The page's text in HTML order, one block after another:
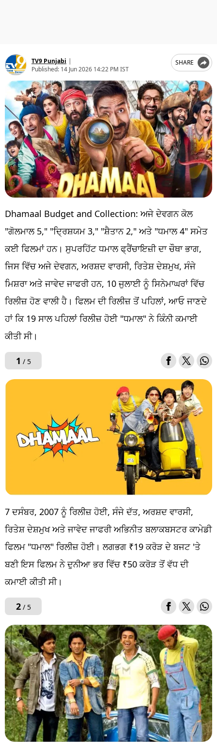
TV9 Punjabi |
Published: 14 Jun 2026 14:22 PM IST
SHARE
Dhamaal Budget and Collection: ਅਜੇ ਦੇਵਗਨ ਕੋਲ
"ਗੋਲਮਾਲ 5," "ਦ੍ਰਿਸ਼ਯਮ 3," "ਸ਼ੈਤਾਨ 2," ਅਤੇ "ਧਮਾਲ 4" ਸਮੇਤ
ਕਈ ਫਿਲਮਾਂ ਹਨ। ਸੁਪਰਹਿੱਟ ਧਮਾਲ ਫ੍ਰੈਂਚਾਇਜ਼ੀ ਦਾ ਚੌਥਾ ਭਾਗ,
ਜਿਸ ਵਿੱਚ ਅਜੇ ਦੇਵਗਨ, ਅਰਸ਼ਦ ਵਾਰਸੀ, ਰਿਤੇਸ਼ ਦੇਸ਼ਮੁਖ, ਸੰਜੇ
ਮਿਸ਼ਰਾ ਅਤੇ ਜਾਵੇਦ ਜਾਫਰੀ ਹਨ, 10 ਜੁਲਾਈ ਨੂੰ ਸਿਨੇਮਾਘਰਾਂ ਵਿੱਚ
ਰਿਲੀਜ਼ ਹੋਣ ਵਾਲੀ ਹੈ। ਫਿਲਮ ਦੀ ਰਿਲੀਜ਼ ਤੋਂ ਪਹਿਲਾਂ, ਆਓ ਜਾਣਦੇ
ਹਾਂ ਕਿ 19 ਸਾਲ ਪਹਿਲਾਂ ਰਿਲੀਜ਼ ਹੋਈ "ਧਮਾਲ" ਨੇ ਕਿੰਨੀ ਕਮਾਈ
ਕੀਤੀ ਸੀ।
1 / 5
7 ਦਸੰਬਰ, 2007 ਨੂੰ ਰਿਲੀਜ਼ ਹੋਈ, ਸੰਜੇ ਦੱਤ, ਅਰਸ਼ਦ ਵਾਰਸੀ,
ਰਿਤੇਸ਼ ਦੇਸ਼ਮੁਖ ਅਤੇ ਜਾਵੇਦ ਜਾਫਰੀ ਅਭਿਨੀਤ ਬਲਾਕਬਸਟਰ ਕਾਮੇਡੀ
ਫਿਲਮ "ਧਮਾਲ" ਰਿਲੀਜ਼ ਹੋਈ। ਲਗਭਗ ₹19 ਕਰੋੜ ਦੇ ਬਜਟ 'ਤੇ
ਬਣੀ ਇਸ ਫਿਲਮ ਨੇ ਦੁਨੀਆ ਭਰ ਵਿੱਚ ₹50 ਕਰੋੜ ਤੋਂ ਵੱਧ ਦੀ
ਕਮਾਈ ਕੀਤੀ ਸੀ।
2/ 5